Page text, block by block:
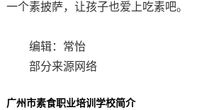
一个素披萨，让孩子也爱上吃素吧。
编辑：常怡
部分来源网络
广州市素食职业培训学校简介